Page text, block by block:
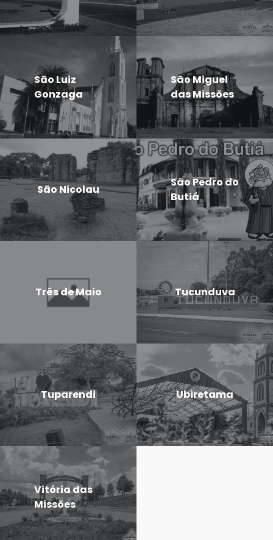
São Luiz
Gonzaga
São Miguel
das Missões
São Nicolau
São Pedro do
Butiá
Três de Maio Tucunduva
Tuparendi Ubiretama
Vitória das
Missões